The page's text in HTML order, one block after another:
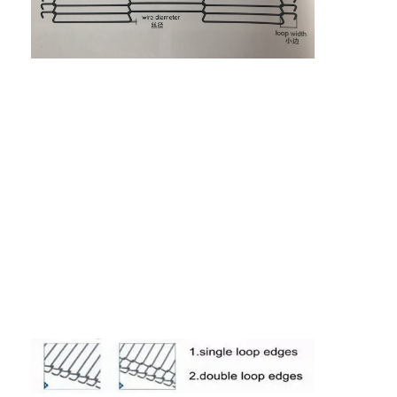
Wisata pabrik
Kontrol kualitas
Sabuk Jala Makanan